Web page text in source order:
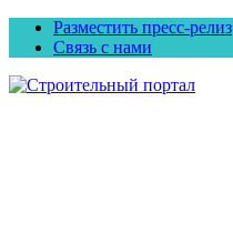
Разместить пресс-релиз
Связь с нами